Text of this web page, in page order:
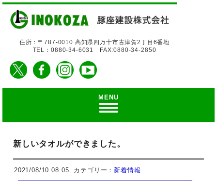
住所：〒787-0010 高知県四万十市古津賀2丁目6番地
TEL：0880-34-6031 FAX:0880-34-2850
MENU
新しいタオルができました。
2021/08/10 08:05 カテゴリー： 新着情報